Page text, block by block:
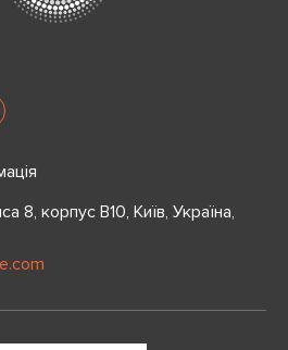
8, корпус B10, Київ, Україна,